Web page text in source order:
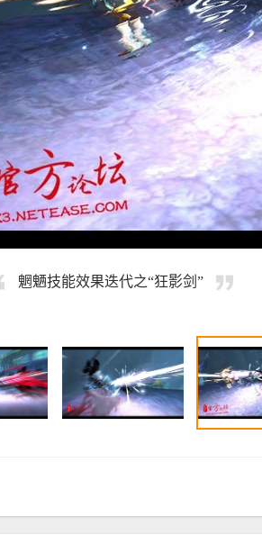
魍魉技能效果迭代之“狂影剑”